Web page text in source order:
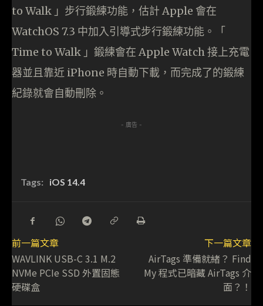
to Walk 」步行鍛練功能，估計 Apple 會在
WatchOS 7.3 中加入引導式步行鍛練功能。「
Time to Walk 」鍛練會在 Apple Watch 接上充電
器並且靠近 iPhone 時自動下載，而完成了的鍛練
紀錄就會自動刪除。
- 廣告 -
Tags: iOS 14.4
前一篇文章
WAVLINK USB-C 3.1 M.2
NVMe PCIe SSD 外置固態
硬碟盒
下一篇文章
AirTags 準備就緒？ Find
My 程式已暗藏 AirTags 介
面？！